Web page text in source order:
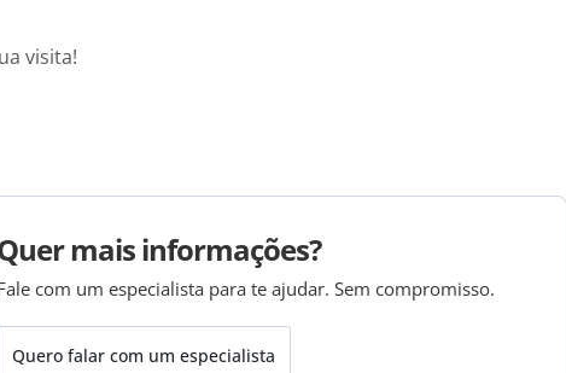
visita!
mais informações?
com um especialista para te ajudar. Sem compromisso.
Quero falar com um especialista